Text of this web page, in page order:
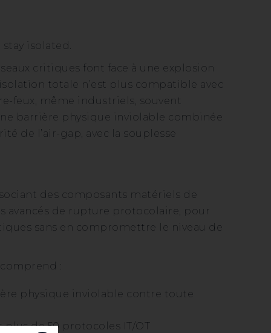
isolated.
critiques font face à une explosion
totale n’est plus compatible avec
feux, même industriels, souvent
barrière physique inviolable combinée
de l’air-gap, avec la souplesse
des composants matériels de
avancés de rupture protocolaire, pour
sans en compromettre le niveau de
:
physique inviolable contre toute
de 50 protocoles IT/OT